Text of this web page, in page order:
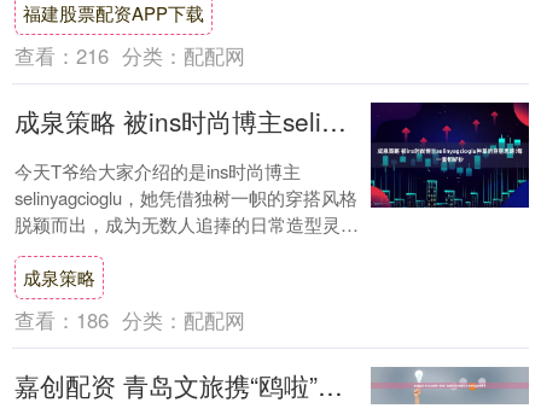
福建股票配资APP下载
查看： 216 分类： 配配网
成泉策略 被ins时尚博主selinyagcioglu种草的穿搭思路!每一套都好抄
今天T爷给大家介绍的是ins时尚博主
selinyagcioglu，她凭借独树一帜的穿搭风格
脱颖而出，成为无数人追捧的日常造型灵感
源。她的穿搭从不过度追逐潮流，而....
成泉策略
查看： 186 分类： 配配网
嘉创配资 青岛文旅携“鸥啦”赴哈尔滨 跨越山海点燃北国冰雪季